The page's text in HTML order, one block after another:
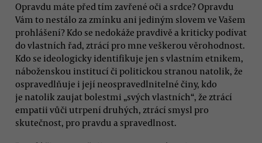
Opravdu máte před tím zavřené oči a srdce? Opravdu
Vám to nestálo za zmínku ani jediným slovem ve Vašem
prohlášení? Kdo se nedokáže pravdivě a kriticky podívat
do vlastních řad, ztrácí pro mne veškerou věrohodnost.
Kdo se ideologicky identifikuje jen s vlastním etnikem,
náboženskou institucí či politickou stranou natolik, že
ospravedlňuje i její neospravedlnitelné činy, kdo
je natolik zaujat bolestmi „svých vlastních“, že ztrácí
empatii vůči utrpení druhých, ztrácí smysl pro
skutečnost, pro pravdu a spravedlnost.